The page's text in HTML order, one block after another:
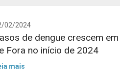
02/2024
de dengue crescem
Fora no início de 2024
mais